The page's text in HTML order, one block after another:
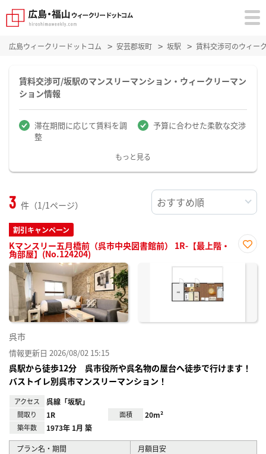
広島ウィークリードットコム 安芸郡坂町 坂駅 賃料交渉可のウィー
賃料交渉可/坂駅のマンスリーマンション・ウィークリーマン
ション情報
滞在期間に応じて賃料を調
整
予算に合わせた柔軟な交渉
もっと見る
3 件（1/1ページ）
割引キャンペーン
Kマンスリー五月橋前（呉市中央図書館前） 1R-【最上階・
角部屋】(No.124204)
に入
呉市
情報更新日 2026/08/02 15:15
呉駅から徒歩12分 呉市役所や呉名物の屋台へ徒歩で行けます！
バストイレ別呉市マンスリーマンション！
アクセス 呉線「坂駅」
間取り 1R 面積 20m²
築年数 1973年 1月 築
プラン名・期間 月額目安